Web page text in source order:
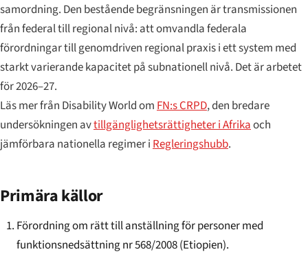
samordning. Den bestående begränsningen är transmissionen
från federal till regional nivå: att omvandla federala
förordningar till genomdriven regional praxis i ett system med
starkt varierande kapacitet på subnationell nivå. Det är arbetet
för 2026–27.
Läs mer från Disability World omFN:s CRPD, den bredare
undersökningen avtillgänglighetsrättigheter i Afrikaoch
jämförbara nationella regimer iRegleringshubb.
Primära källor
Förordning om rätt till anställning för personer med
funktionsnedsättning nr 568/2008 (Etiopien).